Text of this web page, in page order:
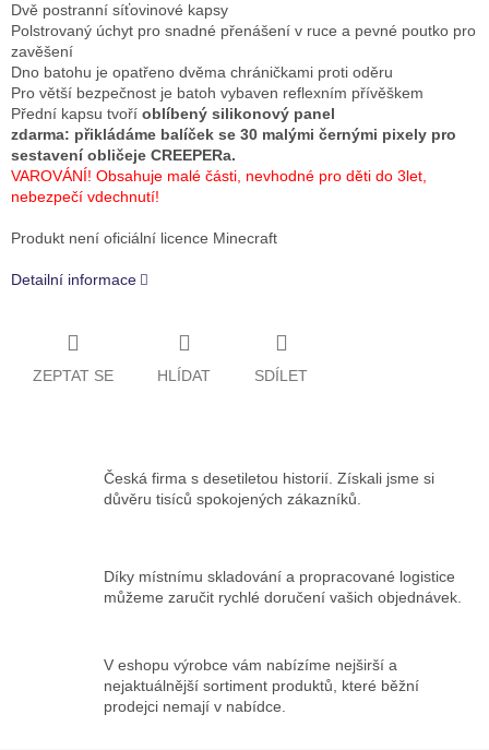
Dvě postranní síťovinové kapsy
Polstrovaný úchyt pro snadné přenášení v ruce a pevné poutko pro
zavěšení
Dno batohu je opatřeno dvěma chráničkami proti oděru
Pro větší bezpečnost je batoh vybaven reflexním přívěškem
Přední kapsu tvoří oblíbený silikonový panel
zdarma: přikládáme balíček se 30 malými černými pixely pro
sestavení obličeje CREEPERa.
VAROVÁNÍ! Obsahuje malé části, nevhodné pro děti do 3let,
nebezpečí vdechnutí!
Produkt není oficiální licence Minecraft
Detailní informace
ZEPTAT SE HLÍDAT SDÍLET
Česká firma s desetiletou historií. Získali jsme si
důvěru tisíců spokojených zákazníků.
Díky místnímu skladování a propracované logistice
můžeme zaručit rychlé doručení vašich objednávek.
V eshopu výrobce vám nabízíme nejširší a
nejaktuálnější sortiment produktů, které běžní
prodejci nemají v nabídce.